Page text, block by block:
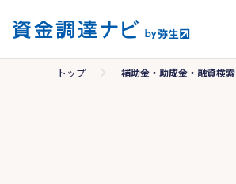
トップ 補助金・助成金・融資検索